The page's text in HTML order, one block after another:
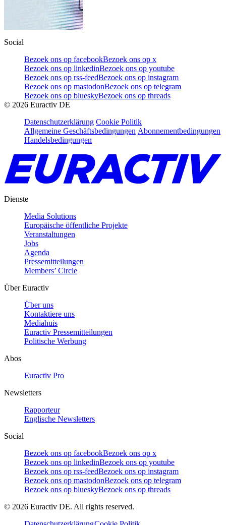
Social
Bezoek ons op facebookBezoek ons op x
Bezoek ons op linkedinBezoek ons op youtube
Bezoek ons op rss-feedBezoek ons op instagram
Bezoek ons op mastodonBezoek ons op telegram
Bezoek ons op blueskyBezoek ons op threads
© 2026 Euractiv DE
Datenschutzerklärung Cookie Politik
Allgemeine Geschäftsbedingungen Abonnementbedingungen
Handelsbedingungen
Dienste
Media Solutions
Europäische öffentliche Projekte
Veranstaltungen
Jobs
Agenda
Pressemitteilungen
Members’ Circle
Über Euractiv
Über uns
Kontaktiere uns
Mediahuis
Euractiv Pressemitteilungen
Politische Werbung
Abos
Euractiv Pro
Newsletters
Rapporteur
Englische Newsletters
Social
Bezoek ons op facebookBezoek ons op x
Bezoek ons op linkedinBezoek ons op youtube
Bezoek ons op rss-feedBezoek ons op instagram
Bezoek ons op mastodonBezoek ons op telegram
Bezoek ons op blueskyBezoek ons op threads
© 2026 Euractiv DE. All rights reserved.